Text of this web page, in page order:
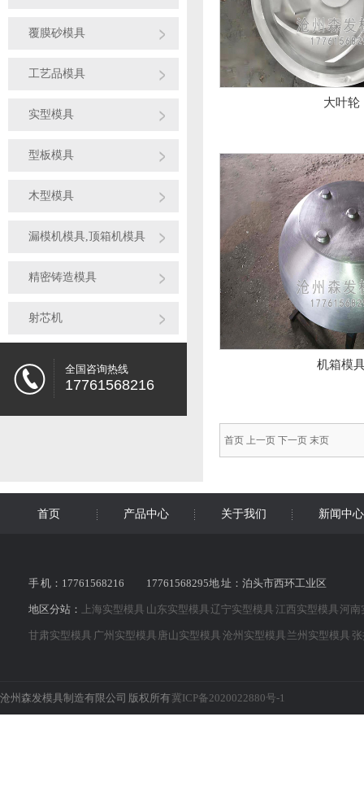
覆膜砂模具
工艺品模具
实型模具
型板模具
木型模具
漏模机模具,顶箱机模具
精密铸造模具
射芯机
全国咨询热线
17761568216
大叶轮
机箱模
首页 上一页 下一页 末页
首页 产品中心 关于我们 新闻中心
手 机：17761568216 17761568295地 址：泊头市西环工业区
地区分站： 上海实型模具 山东实型模具 辽宁实型模具 江西实型模具 河南
甘肃实型模具 广州实型模具 唐山实型模具 沧州实型模具 兰州实型模具
沧州森发模具制造有限公司 版权所有冀ICP备2020022880号-1